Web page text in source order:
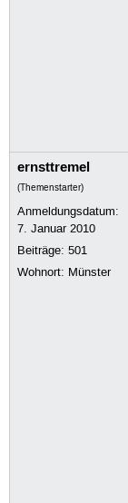
ernsttremel
(Themenstarter)
Anmeldungsdatum:
7. Januar 2010
Beiträge:501
Wohnort: Münster